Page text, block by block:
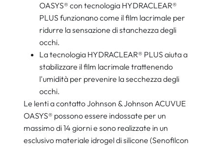
OASYS® con tecnologia HYDRACLEAR®
PLUS funzionano come il film lacrimale per
ridurre la sensazione di stanchezza degli
occhi.
La tecnologia HYDRACLEAR® PLUS aiuta a
stabilizzare il film lacrimale trattenendo
l'umidità per prevenire la secchezza degli
occhi.
Le lenti a contatto Johnson & Johnson ACUVUE
OASYS® possono essere indossate per un
massimo di 14 giorni e sono realizzate in un
esclusivo materiale idrogel di silicone (Senofilcon